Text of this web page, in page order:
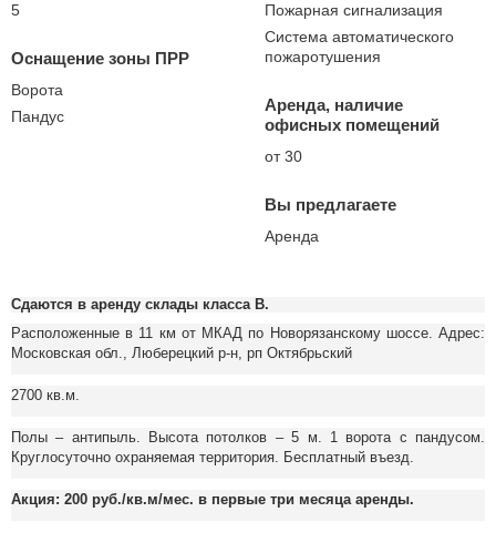
5
Оснащение зоны ПРР
Ворота
Пандус
Пожарная сигнализация
Система автоматического
пожаротушения
Аренда, наличие
офисных помещений
от 30
Вы предлагаете
Аренда
Сдаются в аренду склады класса В.
Расположенные в 11 км от МКАД по Новорязанскому шоссе. Адрес:
Московская обл., Люберецкий р-н, рп Октябрьский
2700 кв.м.
Полы – антипыль. Высота потолков – 5 м. 1 ворота с пандусом.
Круглосуточно охраняемая территория. Бесплатный въезд.
Акция: 200 руб./кв.м/мес. в первые три месяца аренды.